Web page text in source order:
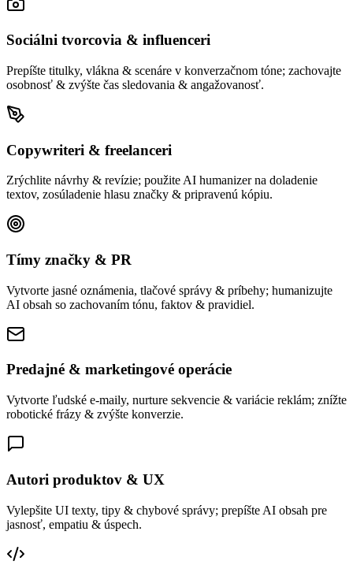
Sociálni tvorcovia & influenceri
Prepíšte titulky, vlákna & scenáre v konverzačnom tóne; zachovajte
osobnosť & zvýšte čas sledovania & angažovanosť.
Copywriteri & freelanceri
Zrýchlite návrhy & revízie; použite AI humanizer na doladenie
textov, zosúladenie hlasu značky & pripravenú kópiu.
Tímy značky & PR
Vytvorte jasné oznámenia, tlačové správy & príbehy; humanizujte
AI obsah so zachovaním tónu, faktov & pravidiel.
Predajné & marketingové operácie
Vytvorte ľudské e-maily, nurture sekvencie & variácie reklám; znížte
robotické frázy & zvýšte konverzie.
Autori produktov & UX
Vylepšite UI texty, tipy & chybové správy; prepíšte AI obsah pre
jasnosť, empatiu & úspech.